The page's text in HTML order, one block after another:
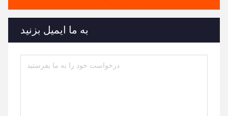
به ما ایمیل بزنید